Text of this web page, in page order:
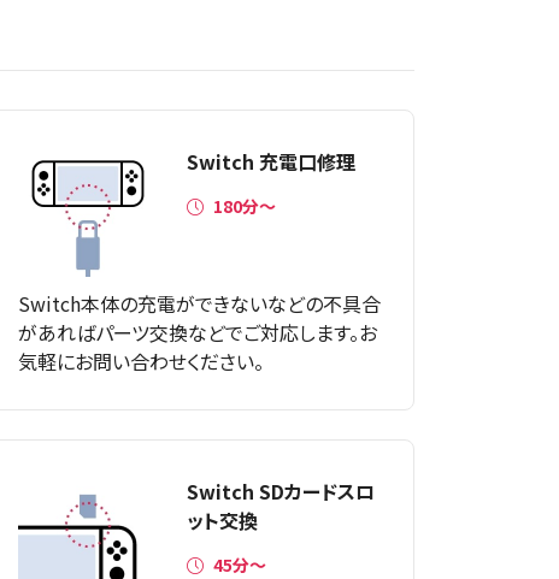
Switch 充電口修理
180分～
Switch本体の充電ができないなどの不具合
があればパーツ交換などでご対応します。お
気軽にお問い合わせください。
Switch SDカードスロ
ット交換
45分〜